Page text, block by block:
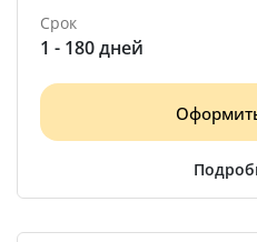
Срок
1 - 180 дней